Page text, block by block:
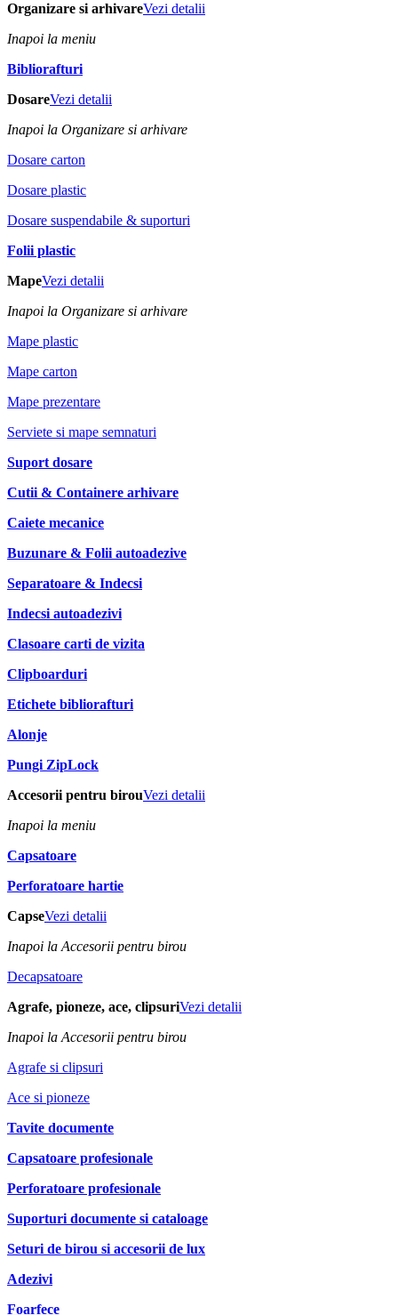
Organizare si arhivareVezi detalii
Inapoi la meniu
Bibliorafturi
DosareVezi detalii
Inapoi la Organizare si arhivare
Dosare carton
Dosare plastic
Dosare suspendabile & suporturi
Folii plastic
MapeVezi detalii
Inapoi la Organizare si arhivare
Mape plastic
Mape carton
Mape prezentare
Serviete si mape semnaturi
Suport dosare
Cutii & Containere arhivare
Caiete mecanice
Buzunare & Folii autoadezive
Separatoare & Indecsi
Indecsi autoadezivi
Clasoare carti de vizita
Clipboarduri
Etichete bibliorafturi
Alonje
Pungi ZipLock
Accesorii pentru birouVezi detalii
Inapoi la meniu
Capsatoare
Perforatoare hartie
CapseVezi detalii
Inapoi la Accesorii pentru birou
Decapsatoare
Agrafe, pioneze, ace, clipsuriVezi detalii
Inapoi la Accesorii pentru birou
Agrafe si clipsuri
Ace si pioneze
Tavite documente
Capsatoare profesionale
Perforatoare profesionale
Suporturi documente si cataloage
Seturi de birou si accesorii de lux
Adezivi
Foarfece